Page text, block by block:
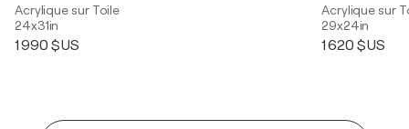
Acrylique sur Toile
24x31in
1 990 $US
Acrylique sur
29x24in
1 620 $US